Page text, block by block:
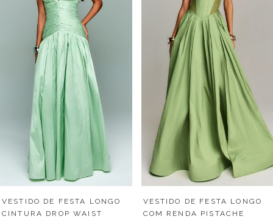
VESTIDO DE FESTA LONGO
CINTURA DROP WAIST
VESTIDO DE FESTA LONGO
COM RENDA PISTACHE